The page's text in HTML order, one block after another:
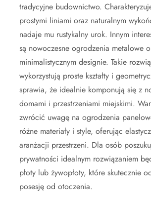
tradycyjne budownictwo.
prostymi liniami oraz naturalnym
nadaje mu rustykalny urok. Innym
są nowoczesne ogrodzenia metalowe o
minimalistycznym designie. Takie
wykorzystują proste kształty i
sprawia, że idealnie komponują się z
domami i przestrzeniami miejskimi.
zwrócić uwagę na ogrodzenia
różne materiały i style, oferując
aranżacji przestrzeni. Dla osób
prywatności idealnym rozwiązaniem
płoty lub żywopłoty, które skutecznie
posesję od otoczenia.